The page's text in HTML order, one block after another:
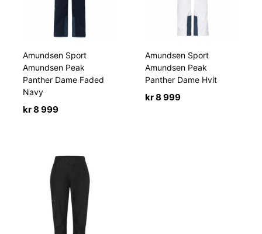
Amundsen Sport
Amundsen Peak
Panther Dame Faded
Navy
kr8 999
Amundsen Sport
Amundsen Peak
Panther Dame Hvit
kr8 999